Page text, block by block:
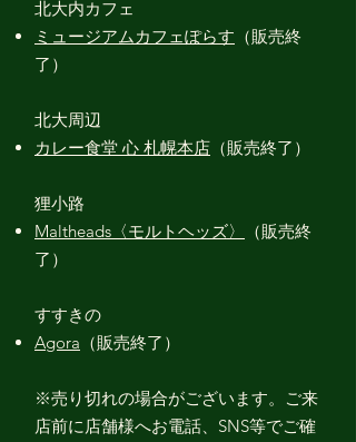
北大内カフェ
ミュージアムカフェぽらす （販売終
了 ）
​北大周辺
カレー食堂 心 札幌本店 （販売終了）
狸小路
Maltheads〈モルトヘッズ〉
（販売終
了）
すすきの
Agora （販売終了）
※売り切れの場合がございます。ご来
店前に店舗様へお電話、SNS等でご確